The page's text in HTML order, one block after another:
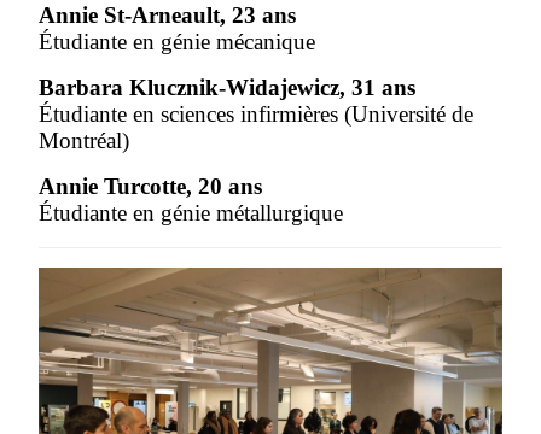
Annie St-Arneault, 23 ans
Étudiante en génie mécanique
Barbara Klucznik-Widajewicz, 31 ans
Étudiante en sciences infirmières (Université de
Montréal)
Annie Turcotte, 20 ans
Étudiante en génie métallurgique